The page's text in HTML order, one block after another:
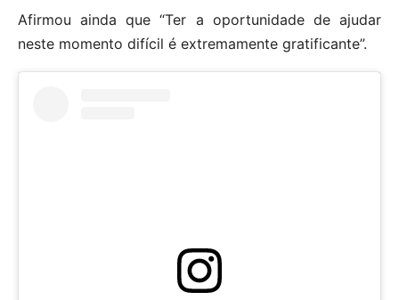
Afirmou ainda que “Ter a oportunidade de ajudar
neste momento difícil é extremamente gratificante”.